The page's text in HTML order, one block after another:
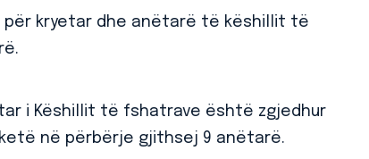
për kryetar dhe anëtarë të këshillit të
i Këshillit të fshatrave është zgjedhur
në përbërje gjithsej 9 anëtarë.